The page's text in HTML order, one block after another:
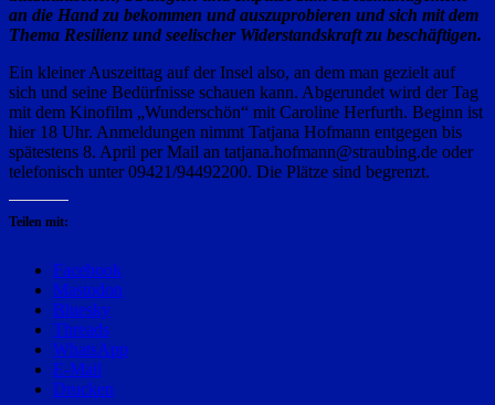
an die Hand zu bekommen und auszuprobieren und sich mit dem
Thema Resilienz und seelischer Widerstandskraft zu beschäftigen.
Ein kleiner Auszeittag auf der Insel also, an dem man gezielt auf
sich und seine Bedürfnisse schauen kann. Abgerundet wird der Tag
mit dem Kinofilm „Wunderschön“ mit Caroline Herfurth. Beginn ist
hier 18 Uhr. Anmeldungen nimmt Tatjana Hofmann entgegen bis
spätestens 8. April per Mail an tatjana.hofmann@straubing.de oder
telefonisch unter 09421/94492200. Die Plätze sind begrenzt.
Teilen mit:
Facebook
Mastodon
Bluesky
Threads
WhatsApp
E-Mail
Drucken